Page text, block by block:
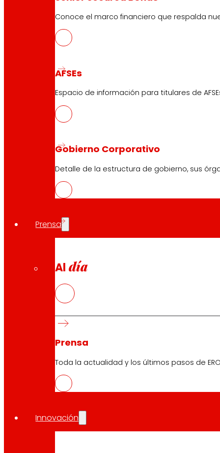
Conoce el marco financiero que respalda
AFSEs
Espacio de información para titulares de
Gobierno Corporativo
Detalle de la estructura de gobierno, sus
Prensa
Al día
Prensa
Toda la actualidad y los últimos pasos de
Innovación